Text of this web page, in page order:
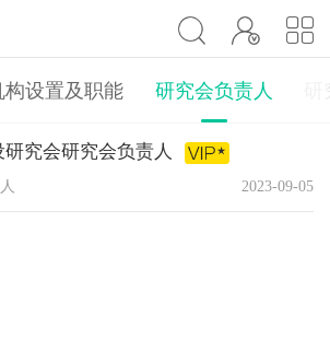
构设置及职能 研究会负责人
究会研究会负责人
2023-09-05